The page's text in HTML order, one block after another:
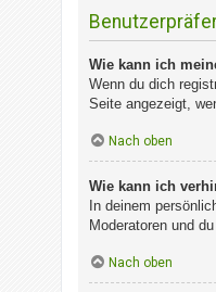
Wie kann ich
Wenn du dich
Seite angezeigt,
Nach oben
Wie kann ich
In deinem
Moderatoren und
Nach oben